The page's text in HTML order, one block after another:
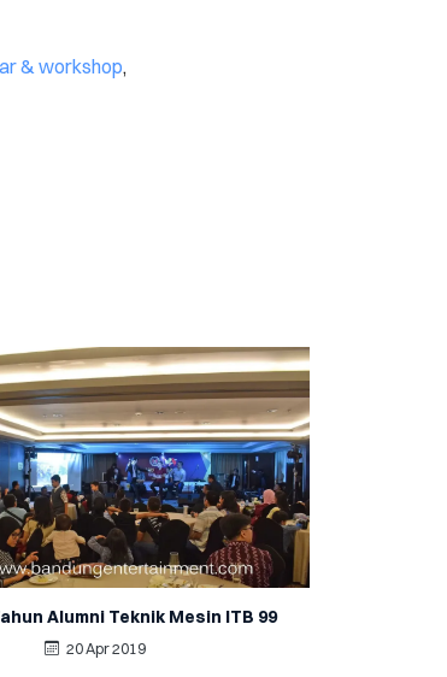
& workshop,
Alumni Teknik Mesin ITB 99
20 Apr 2019